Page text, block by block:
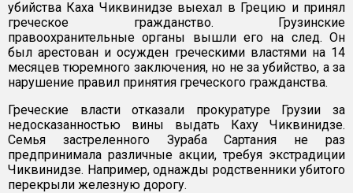
убийства Каха Чиквинидзе выехал в Грецию и принял
греческое гражданство. Грузинские
правоохранительные органы вышли его на след. Он
был арестован и осужден греческими властями на 14
месяцев тюремного заключения, но не за убийство, а за
нарушение правил принятия греческого гражданства.
Греческие власти отказали прокуратуре Грузии за
недосказанностью вины выдать Каху Чиквинидзе.
Семья застреленного Зураба Сартания не раз
предпринимала различные акции, требуя экстрадиции
Чиквинидзе. Например, однажды родственники убитого
перекрыли железную дорогу.